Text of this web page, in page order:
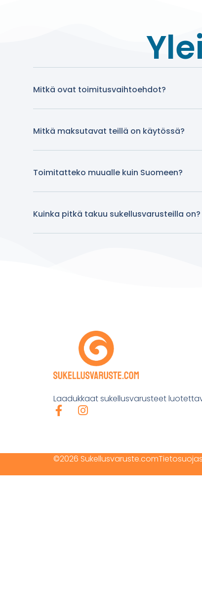
Mitkä ovat toimitusvaihtoehdot?
Mitkä maksutavat teillä on käytössä?
Toimitatteko muualle kuin Suomeen?
Kuinka pitkä takuu sukellusvarusteilla on?
Laadukkaat sukellusvarusteet
©2026 Sukellusvaruste.com